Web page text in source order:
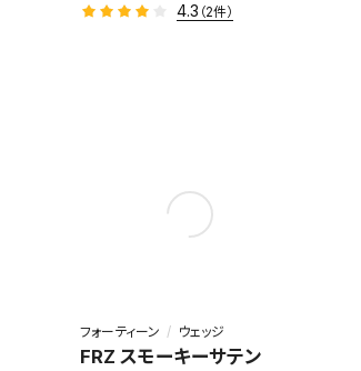
4.3 （2件）
フォーティーン ウェッジ
FRZ スモーキーサテン